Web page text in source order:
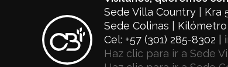
Sede Villa Country | Kra
Sede Colinas |
Cel: +57 (301) 285-8302
Haz clic para ir a Sede